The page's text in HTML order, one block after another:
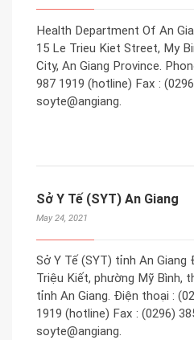
Health Department Of An
15 Le Trieu Kiet Street, My
City, An Giang Province.
987 1919 (hotline) Fax :
soyte@angiang.
Sở Y Tế (SYT) An Giang
May 24, 2021
Sở Y Tế (SYT) tỉnh An
Triệu Kiết, phường Mỹ Bình,
tỉnh An Giang. Điện thoại :
1919 (hotline) Fax : (0296)
soyte@angiang.